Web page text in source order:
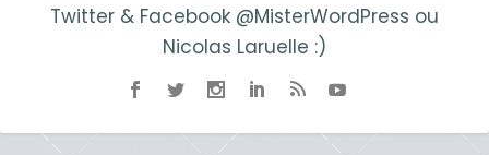
Twitter & Facebook @MisterWordPress ou
Nicolas Laruelle :)